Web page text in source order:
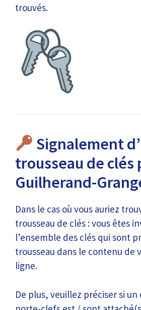
trouvés.
Signalement
trousseau de clés
Guilherand-
Dans le cas où vous auriez
trousseau de clés : vous êtes
l’ensemble des clés qui sont
trousseau dans le contenu de
ligne.
De plus, veuillez préciser si un